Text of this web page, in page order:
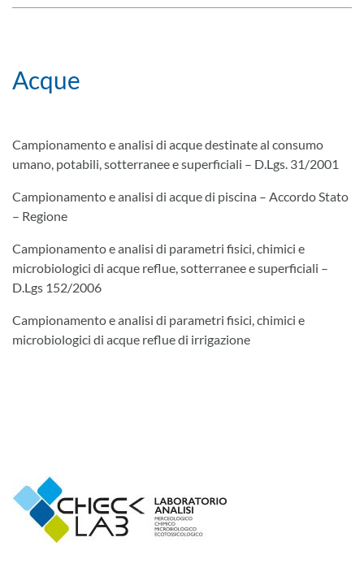
Acque
Campionamento e analisi di acque destinate al consumo
umano, potabili, sotterranee e superficiali – D.Lgs. 31/2001
Campionamento e analisi di acque di piscina – Accordo Stato
– Regione
Campionamento e analisi di parametri fisici, chimici e
microbiologici di acque reflue, sotterranee e superficiali –
D.Lgs 152/2006
Campionamento e analisi di parametri fisici, chimici e
microbiologici di acque reflue di irrigazione